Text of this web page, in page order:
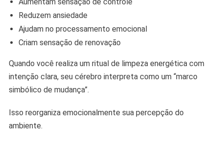
Aumentam sensação de controle
Reduzem ansiedade
Ajudam no processamento emocional
Criam sensação de renovação
Quando você realiza um ritual de limpeza energética com
intenção clara, seu cérebro interpreta como um “marco
simbólico de mudança”.
Isso reorganiza emocionalmente sua percepção do
ambiente.